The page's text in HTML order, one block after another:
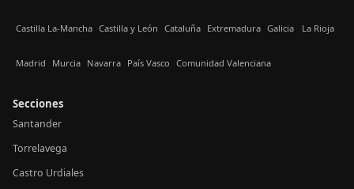
Castilla La-Mancha Castilla y León Cataluña Extremadura Galicia La Rioja
Madrid Murcia Navarra País Vasco Comunidad Valenciana
Secciones
Santander
Torrelavega
Castro Urdiales